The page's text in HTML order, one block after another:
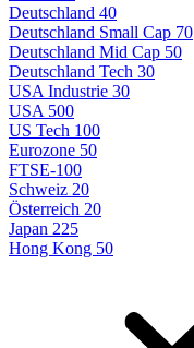
Deutschland 40
Deutschland Small Cap 70
Deutschland Mid Cap 50
Deutschland Tech 30
USA Industrie 30
USA 500
US Tech 100
Eurozone 50
FTSE-100
Schweiz 20
Österreich 20
Japan 225
Hong Kong 50